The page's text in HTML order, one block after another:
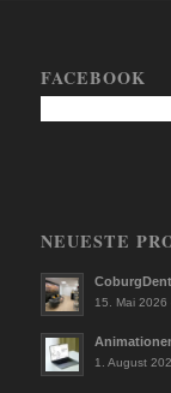
FACEBOOK
NEUESTE
15. Mai 2026
1. August